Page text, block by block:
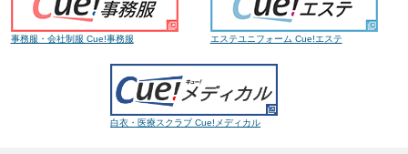
事務服・会社制服 Cue!事務服 エステユニフォーム Cue!エステ
白衣・医療スクラブ Cue!メディカル